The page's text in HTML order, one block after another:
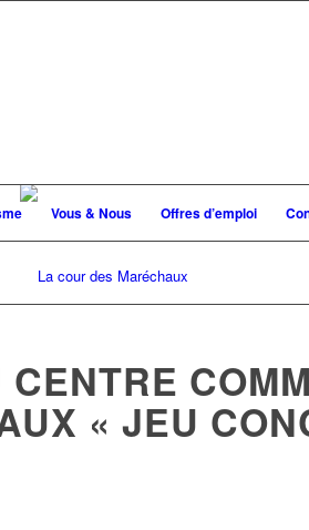
Vous & Nous Offres d’emploi
« JEU